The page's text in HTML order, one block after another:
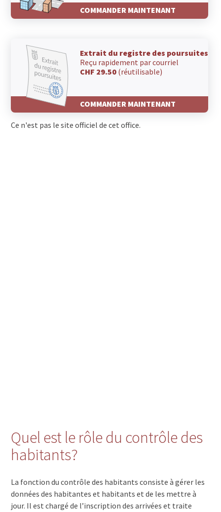
COMMANDER MAINTENANT
Extrait du registre des poursuites
Reçu rapidement par courriel
CHF 29.50 (réutilisable)
COMMANDER MAINTENANT
Ce n'est pas le site officiel de cet office.
Quel est le rôle du contrôle des
habitants?
La fonction du contrôle des habitants consiste à gérer les
données des habitantes et habitants et de les mettre à
jour. Il est chargé de l’inscription des arrivées et traite